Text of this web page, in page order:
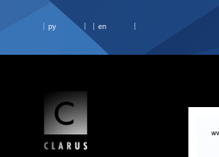
ру en